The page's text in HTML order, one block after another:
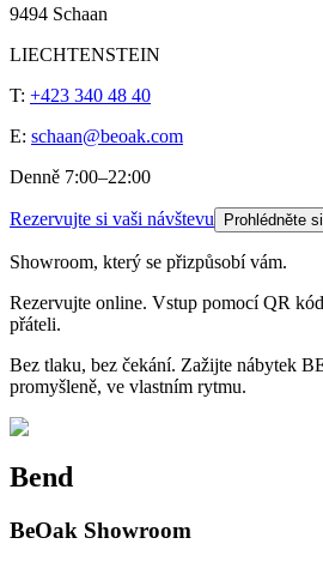
9494 Schaan
LIECHTENSTEIN
T: +423 340 48 40
E: schaan@beoak.com
Denně 7:00–22:00
Rezervujte si vaši návštevu Prohlédněte
Showroom, který se přizpůsobí vám.
Rezervujte online. Vstup pomocí QR
přáteli.
Bez tlaku, bez čekání. Zažijte nábytek
promyšleně, ve vlastním rytmu.
Bend
BeOak Showroom